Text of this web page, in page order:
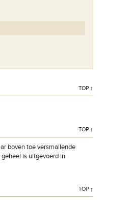
TOP ↑
TOP ↑
boven toe versmallende
is uitgevoerd in
TOP ↑